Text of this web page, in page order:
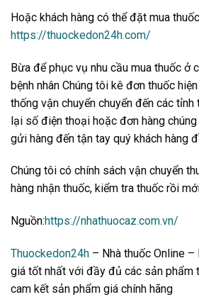
Hoặc khách hàng có thể đặt mua
https://thuockedon24h.com/
Bừa để phục vụ nhu cầu mua thuốc ở
bệnh nhân Chúng tôi kê đơn thuốc
thống vận chuyển chuyển đến các
lại số điện thoại hoặc đơn hàng
gửi hàng đến tận tay quý khách hàng
Chúng tôi có chính sách vận chuyển
hàng nhận thuốc, kiểm tra thuốc rồi
Nguồn:https://nhathuocaz.com.vn/
Thuockedon24h – Nhà thuốc Online
giá tốt nhất với đầy đủ các sản phẩm
cam kết sản phẩm giá chính hãng